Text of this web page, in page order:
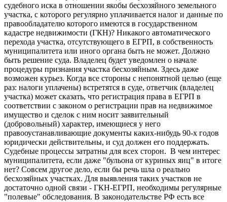
судебного иска в отношении якобы бесхозяйного земельного
участка, с которого регулярно уплачивается налог и данные по
правообладателю которого имеются в государственном
кадастре недвижимости (ГКН)? Никакого автоматического
перехода участка, отсутствующего в ЕГРП, в собственность
муниципалитета или иного органа быть не может. Должно
быть решение суда. Владелец будет уведомлен о начале
процедуры признания участка бесхозяйным. Здесь даже
возможен курьез. Когда все стороны с непонятной целью (еще
раз: налоги уплачены) встретятся в суде, ответчик (владелец
участка) может сказать, что регистрация права в ЕГРП в
соответствии с законом о регистрации прав на недвижимое
имущество и сделок с ним носит заявительный
(добровольный) характер, имеющиеся у него
правооустанавливающие документы каких-нибудь 90-х годов
юридически действительны, и суд должен его поддержать.
Судебные процессы затратны для всех сторон. В чем интерес
муниципалитета, если даже "бульона от куриных яиц" в итоге
нет? Совсем другое дело, если бы речь шла о реально
бесхозяйных участках. Для выявления таких участков не
достаточно одной связи - ГКН-ЕГРП, необходимы регулярные
"полевые" обследования. В законодательстве РФ есть все